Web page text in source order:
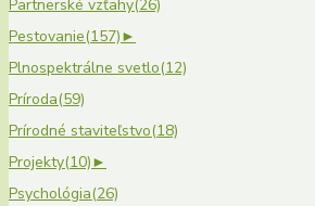
Partnerské vzťahy(26)
Pestovanie(157)►
Plnospektrálne svetlo(12)
Príroda(59)
Prírodné staviteľstvo(18)
Projekty(10)►
Psychológia(26)